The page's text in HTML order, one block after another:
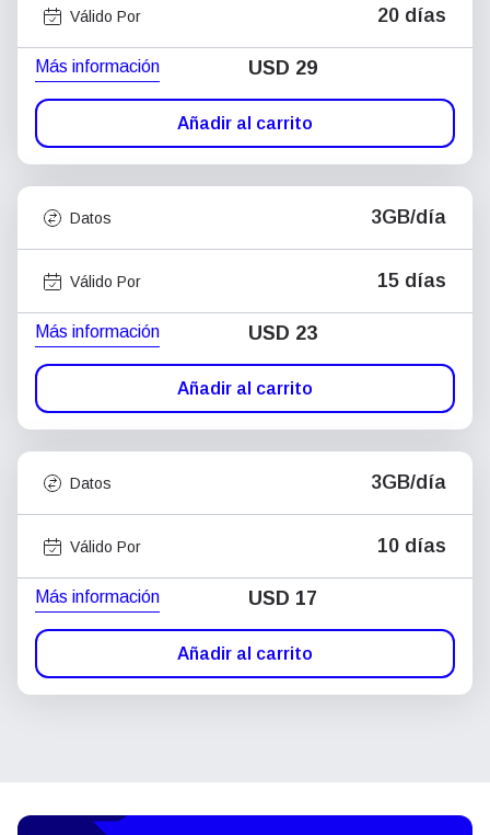
Válido Por 20 días
Más información USD 29
Añadir al carrito
Datos 3GB/día
Válido Por 15 días
Más información USD 23
Añadir al carrito
Datos 3GB/día
Válido Por 10 días
Más información USD 17
Añadir al carrito